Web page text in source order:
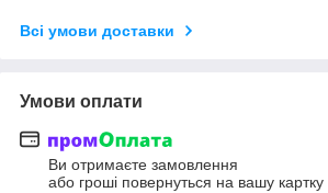
Всі умови доставки
Умови оплати
Ви отримаєте замовлення
або гроші повернуться на вашу картку